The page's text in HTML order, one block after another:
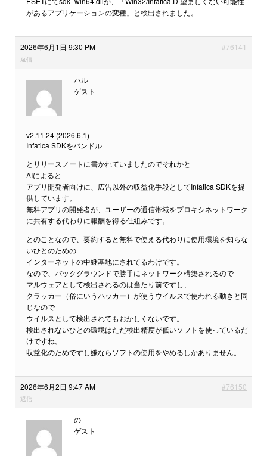
があるアプリケーションの変種」と検出されました。
2026年6月1日 9:30 PM #76141
返信
ハル
ゲスト
v2.11.24 (2026.6.1)
Infatica SDKをバンドル
とリリースノートに書かれていましたのでそれかと
AIによると
アプリ開発者向けに、広告以外の収益化手段としてInfatica SDKを提
供しています。
無料アプリの開発者が、ユーザーの通信帯域をプロキシネットワーク
に共有する代わりに報酬を得る仕組みです。
とのことなので、要約すると無料で使える代わりに使用環境を知らな
いひとのための
インターネットの中継基地にされてるわけです。
なので、バックグラウンドで勝手にネットワーク構築されるので
マルウェアとして検出されるのは当たり前ですし、
クラッカー（俗にいうハッカー）が使うウイルスで使われる動きと同
じなので
ウイルスとして検出されてもおかしくないです。
検出されないひとの環境はただ検出精度が低いソフトを使っているだ
けですね。
収益化のためですし嫌ならソフトの使用をやめるしかありません。
2026年6月2日 9:47 AM #76150
返信
の
ゲスト